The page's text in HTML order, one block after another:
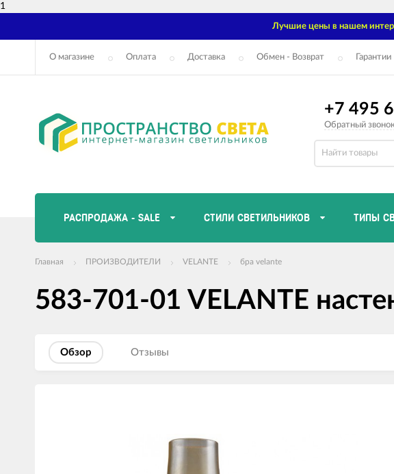
1
Лучшие цены в нашем
О магазине Оплата Доставка Обмен - Возврат Гарантии
+7 495
Обратный
РАСПРОДАЖА - SALE СТИЛИ СВЕТИЛЬНИКОВ ТИПЫ
Главная ПРОИЗВОДИТЕЛИ VELANTE бра velante
583-701-01 VELANTE
Обзор Отзывы